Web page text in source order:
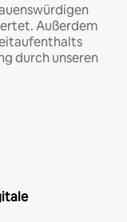
Außerdem
durch unseren